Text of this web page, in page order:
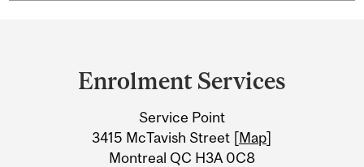
Information
Enrolment Services
Service Point
3415 McTavish Street [Map]
Montreal QC H3A 0C8